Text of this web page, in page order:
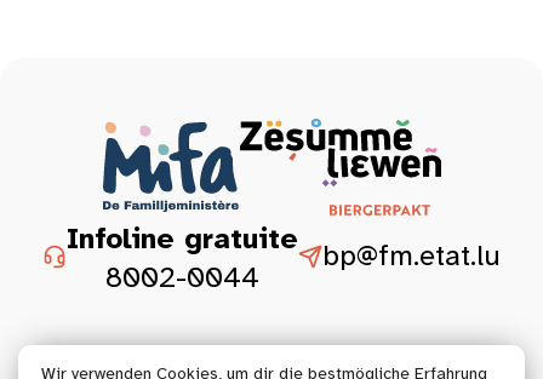
Infoline gratuite
8002-0044
bp@fm.etat.lu
Wir verwenden Cookies, um dir die bestmögliche Erfahrung